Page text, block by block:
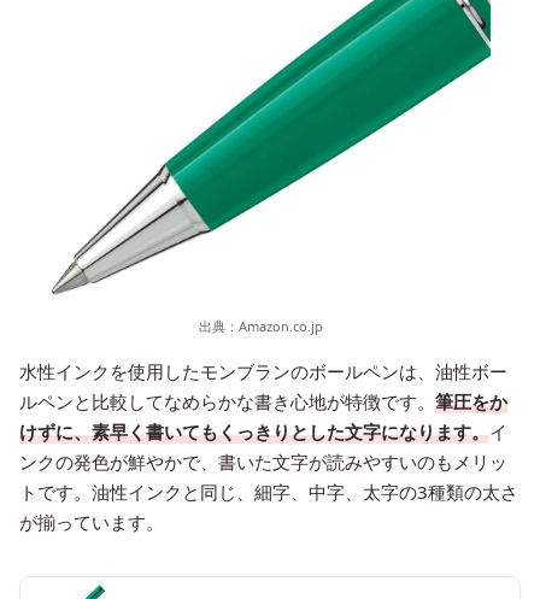
出典： Amazon.co.jp
水性インクを使用したモンブランのボールペンは、油性ボー
ルペンと比較してなめらかな書き心地が特徴です。 筆圧をか
けずに、素早く書いてもくっきりとした文字になります。イ
ンクの発色が鮮やかで、書いた文字が読みやすいのもメリッ
トです。油性インクと同じ、細字、中字、太字の3種類の太さ
が揃っています。